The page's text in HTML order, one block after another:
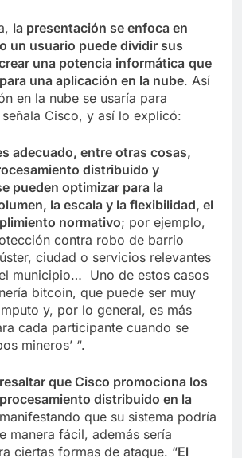
la presentación se enfoca en
un usuario puede dividir sus
una potencia informática que
una aplicación en la nube. Así
en la nube se usaría para
Cisco, y así lo explicó:
adecuado, entre otras cosas,
distribuido y
pueden optimizar para la
la escala y la flexibilidad, el
normativo; por ejemplo,
contra robo de barrio
ciudad o servicios relevantes
municipio… Uno de estos casos
bitcoin, que puede ser muy
y, por lo general, es más
cada participante cuando se
mineros’ “.
que Cisco promociona los
distribuido en la
que su sistema podría
manera fácil, además sería
ciertas formas de ataque. “El